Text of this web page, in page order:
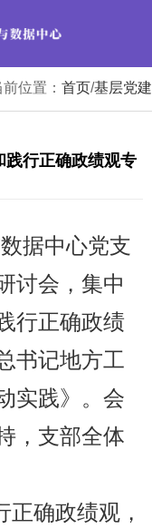
前位置： 首页/基层党建
践行正确政绩观专
据中心党支
讨会，集中
行正确政绩
书记地方工
实践》。会
，支部全体
确政绩观，